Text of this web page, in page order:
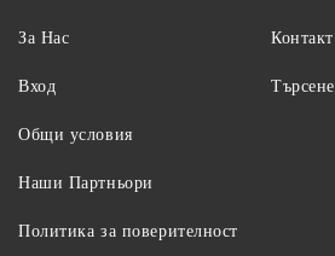
За Нас
Вход
Контакт
Търсене
Общи условия
Наши Партньори
Политика за поверителност